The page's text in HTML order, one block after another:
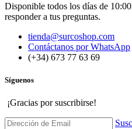
Disponible todos los días de
responder a tus preguntas.
tienda@surcoshop.com
Contáctanos por WhatsApp
(+34) 673 77 63 69
Síguenos
¡Gracias por suscribirse!